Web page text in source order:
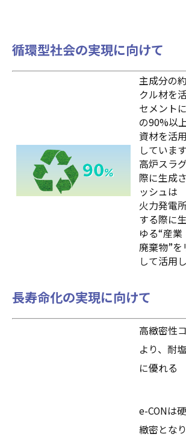
循環型社会の実現に向けて
主成分の
クル材を
セメント
の90%以
資材を活用
しています
高炉スラ
際に生成
ッシュは
火力発電
する際に
ゆる“産業
廃棄物”を
して活用
長寿命化の実現に向けて
高緻密性
より、耐
に優れる
e-CONは
緻密とな